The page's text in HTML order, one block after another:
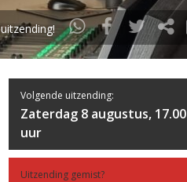
uitzending!
Volgende uitzending:
Zaterdag 8 augustus, 17.00
uur
Uitzending gemist?